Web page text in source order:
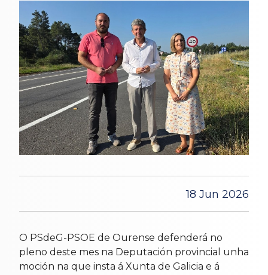
18 Jun 2026
O PSdeG-PSOE de Ourense defenderá no
pleno deste mes na Deputación provincial unha
moción na que insta á Xunta de Galicia e á